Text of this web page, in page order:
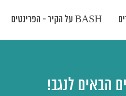
BASH על הקיר - הפרינטים
הבאים לנגב!